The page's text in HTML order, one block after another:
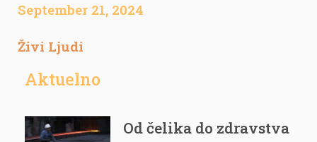
September 21, 2024
Živi Ljudi
Aktuelno
Od čelika do zdravstva